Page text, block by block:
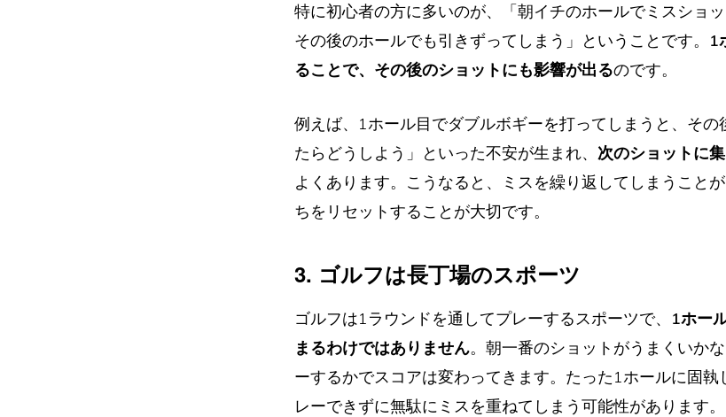
特に初心者の方に多いのが、「朝イチのホールでミスショッ
その後のホールでも引きずってしまう」ということです。 1
ることで、その後のショットにも影響が出るのです。
例えば、1ホール目でダブルボギーを打ってしまうと、その
たらどうしよう」といった不安が生まれ、 次のショットに
よくあります。こうなると、ミスを繰り返してしまうこと
ちをリセットすることが大切です。
3. ゴルフは長丁場のスポーツ
ゴルフは1ラウンドを通してプレーするスポーツで、 1ホー
まるわけではありません。朝一番のショットがうまくいか
ーするかでスコアは変わってきます。たった1ホールに固
レーできずに無駄にミスを重ねてしまう可能性があります。